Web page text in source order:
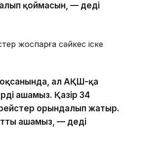
қоймасын, — деді
жоспарға сәйкес іске
ал АҚШ-қа
ашамыз. Қазір 34
орындалып жатыр.
ашамыз, — деді